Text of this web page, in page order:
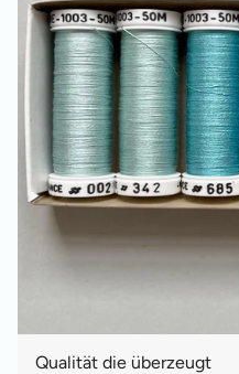
Qualität die überzeugt